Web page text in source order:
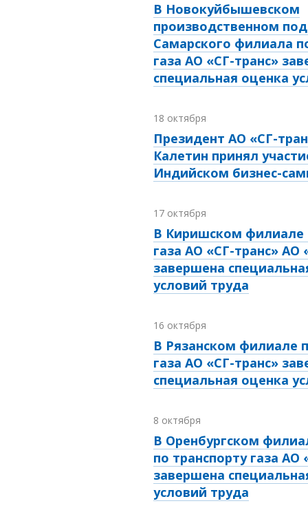
В Новокуйбышевском
производственном
Самарского филиала
газа АО «СГ-транс»
специальная оценка
18 октября
Президент АО «СГ-
Калетин принял
Индийском бизнес-
17 октября
В Киришском филиале
газа АО «СГ-транс» АО
завершена
условий труда
16 октября
В Рязанском филиале
газа АО «СГ-транс»
специальная оценка
8 октября
В Оренбургском
по транспорту газа АО
завершена
условий труда